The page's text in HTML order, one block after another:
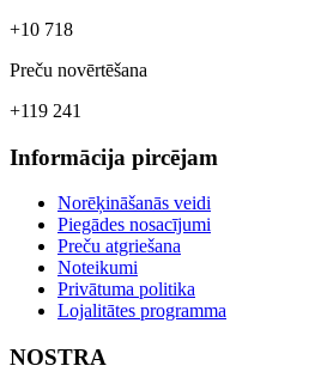
+10 718
Preču novērtēšana
+119 241
Informācija pircējam
Norēķināšanās veidi
Piegādes nosacījumi
Preču atgriešana
Noteikumi
Privātuma politika
Lojalitātes programma
NOSTRA